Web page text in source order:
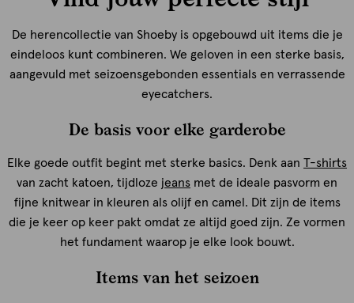
De herencollectie van Shoeby is opgebouwd uit items die je
eindeloos kunt combineren. We geloven in een sterke basis,
aangevuld met seizoensgebonden essentials en verrassende
eyecatchers.
De basis voor elke garderobe
Elke goede outfit begint met sterke basics. Denk aan T-shirts
van zacht katoen, tijdloze jeans met de ideale pasvorm en
fijne knitwear in kleuren als olijf en camel. Dit zijn de items
die je keer op keer pakt omdat ze altijd goed zijn. Ze vormen
het fundament waarop je elke look bouwt.
Items van het seizoen